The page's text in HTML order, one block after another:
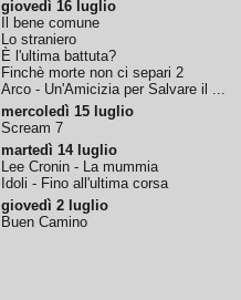
giovedì 16 luglio
Il bene comune
Lo straniero
È l'ultima battuta?
Finchè morte non ci separi 2
Arco - Un'Amicizia per Salvare il ...
mercoledì 15 luglio
Scream 7
martedì 14 luglio
Lee Cronin - La mummia
Idoli - Fino all'ultima corsa
giovedì 2 luglio
Buen Camino